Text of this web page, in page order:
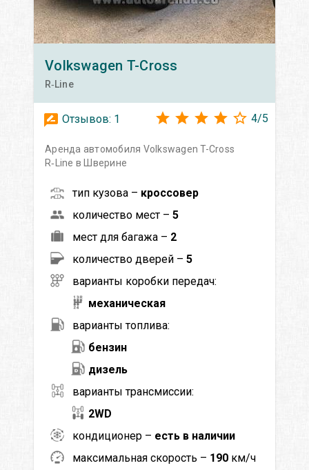
Volkswagen T-Cross
R‑Line
Отзывов: 1 4/5
Аренда автомобиля Volkswagen T-Cross
R‑Line в Шверине
тип кузова – кроссовер
количество мест – 5
мест для багажа – 2
количество дверей – 5
варианты коробки передач:
механическая
варианты топлива:
бензин
дизель
варианты трансмиссии:
2WD
кондиционер – есть в наличии
максимальная скорость – 190 км/ч